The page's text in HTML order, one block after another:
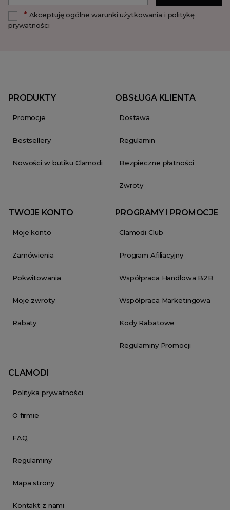
*Akceptuję ogólne warunki użytkowania i politykę
prywatności
PRODUKTY
Promocje
Bestsellery
Nowości w butiku Clamodi
OBSŁUGA KLIENTA
Dostawa
Regulamin
Bezpieczne płatności
Zwroty
TWOJE KONTO
Moje konto
Zamówienia
Pokwitowania
Moje zwroty
Rabaty
PROGRAMY I PROMOCJE
Clamodi Club
Program Afiliacyjny
Współpraca Handlowa B2B
Współpraca Marketingowa
Kody Rabatowe
Regulaminy Promocji
CLAMODI
Polityka prywatności
O firmie
FAQ
Regulaminy
Mapa strony
Kontakt z nami